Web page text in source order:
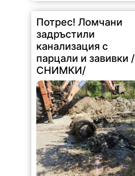
Потрес! Ломчани
задръстили
канализация с
парцали и завивки /
СНИМКИ/